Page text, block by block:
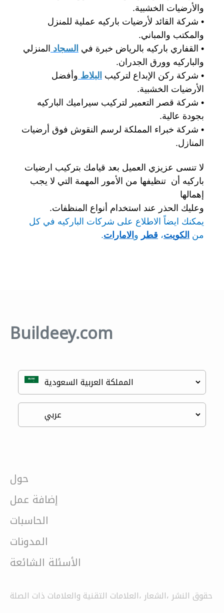
والأرضيات الخشبية.
• شركة القائد لأرضيات باركيه عملية للمنزل
والمكتب والمباني.
• القفاري باركيه بالرياض خبرة في السجاد المنزلي
والباركيه وورق الجدران.
• شركة ركن الإبداع لتركيب البلاط وأفضل
الأرضيات الخشبية.
• شركة قصر التعمير لتركيب سيراميك الباركيه
بجودة عالية.
• شركة خبراء المملكة لرسم النقوش فوق أرضيات
المنازل.
لا تنسى عزيزي العميل بعد قيامك بتركيب ارضيات
باركيه أن تنظيفها من الأمور المهمة التي لا يجب
إهمالها
وعليك الحذر عند استخدام أنواع المنظفات.
يمكنك ايضاً الاطلاع على شركات الباركيه في كل
من الكويت، قطر و الامارات.
Buildeey.com
حول
إضافة عمل
الحاسبات
المدونات
الأسئلة الشائعة
حقوق النشر ،الشعار ،العلامات التقنية والعلامات ذات الصلة